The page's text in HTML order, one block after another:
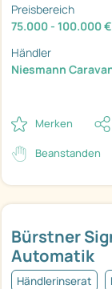
Bürstner
Automatik
Händlerinserat
Preisbereich
75.000 - 100.000 €
Händler
Niesmann
Merken
Beanstanden